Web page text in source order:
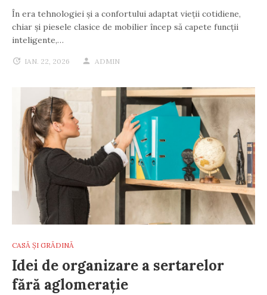
În era tehnologiei și a confortului adaptat vieții cotidiene,
chiar și piesele clasice de mobilier încep să capete funcții
inteligente,…
IAN. 22, 2026 ADMIN
CASĂ ȘI GRĂDINĂ
Idei de organizare a sertarelor
fără aglomerație